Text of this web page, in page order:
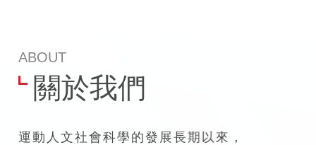
ABOUT
關於我們
運動人文社會科學的發展長期以來，